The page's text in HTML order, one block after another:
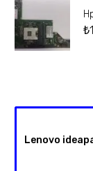
₺
Lenovo